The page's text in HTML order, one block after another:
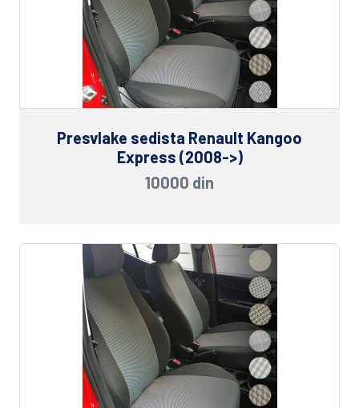
Presvlake sedista Renault Kangoo
Express (2008->)
10000 din